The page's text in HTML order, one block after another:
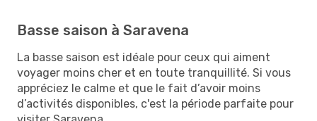
Basse saison à Saravena
La basse saison est idéale pour ceux qui aiment
voyager moins cher et en toute tranquillité. Si vous
appréciez le calme et que le fait d’avoir moins
d’activités disponibles, c'est la période parfaite pour